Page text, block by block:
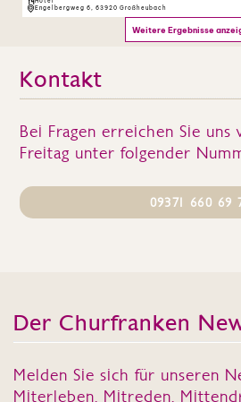
Kontakt
Bei Fragen erreichen Sie uns
Freitag unter folgender
09371 660 69
Der Churfranken
Melden Sie sich für unseren
Miterleben. Mitreden.